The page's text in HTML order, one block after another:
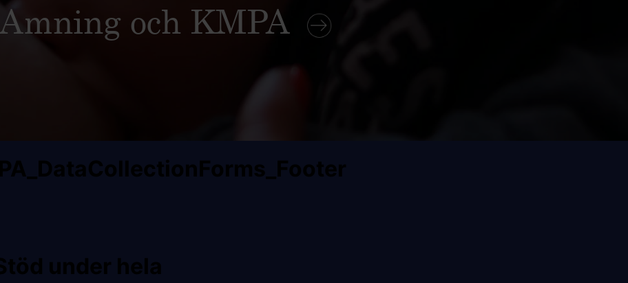
Amning och KMPA